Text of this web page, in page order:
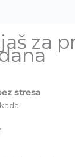
za
stresa